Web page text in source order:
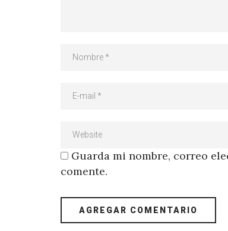
Guarda mi nombre, correo
comente.